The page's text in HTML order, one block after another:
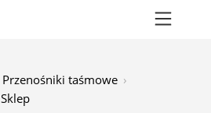
Przenośniki taśmowe
Sklep